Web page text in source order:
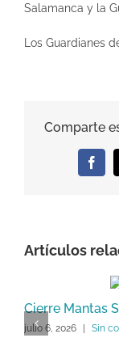
Salamanca y la
Los Guardianes
Comparte
Artículos
Cierre Mantas
julio 6, 2026 Sin